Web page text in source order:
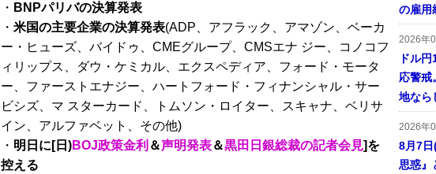
・ BNPパリバの決算発表
・ 米国の主要企業の決算発表(ADP、アフラック、アマゾン、ベーカ
ー・ヒューズ、バイドゥ、CMEグループ、CMSエナ ジー、コノコフ
ィリップス、ダウ・ケミカル、エクスペディア、フォード・モータ
ー、ファーストエナジー、ハートフォード・フィナンシャル・サー
ビシズ、マ スターカード、トムソン・ロイター、スキャナ、ベリサ
イン、アルファベット、その他)
・ 明日に[日)BOJ政策金利 ＆声明発表＆黒田日銀総裁の記者会見]を
控える
の雇用
2026年
ドル
応警戒
地なら
2026年
8月7
思惑』